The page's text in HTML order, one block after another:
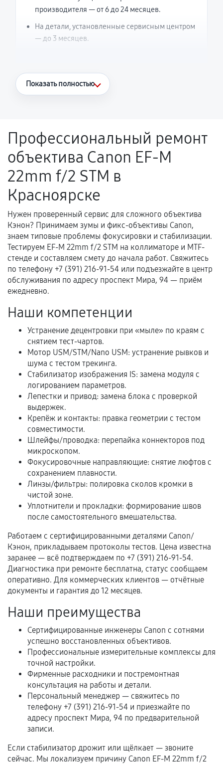
производителя — от 6 до 24 месяцев.
На детали, установленные сервисным центром
— до 3 месяцев.
Что считается гарантийным случаем
Поломка установленной детали при
нормальной эксплуатации в течение
гарантийного срока.
Несоответствие комплектующей заявленным
техническим характеристикам.
Документы для подтверждения
гарантии
Гарантийный талон.
Акт выполненных работ с датой, перечнем
услуг и сроком гарантии.
Документы на установленные комплектующие
Расширенная гарантия
В некоторых случаях возможно оформление
расширенной гарантии. Стоимость, сроки и
условия продления согласовываются отдельно и
фиксируются в документах.
Когда гарантия не действует
Нарушение правил эксплуатации,
механические повреждения, попадание влаги,
перегрев, коррозия.
третьих лиц.
Естественный износ деталей, если иное не
предусмотрено отдельно.
Обращение после окончания гарантийного
срока.
Программные сбои, если это не указано в
Если комплектующие куплены
самостоятельно
Гарантия на выполненные работы может
сохраняться полностью или частично, если
соблюдены следующие условия:
техническим параметрам и не имеют внешних
дефектов.
Показать полностью
Профессиональный ремонт
объектива Canon EF-M
22mm f/2 STM в
Красноярске
Нужен проверенный сервис для сложного объектива
Кэнон? Принимаем зумы и фикс-объективы Canon,
знаем типовые проблемы фокусировки и стабилизации.
Тестируем EF-M 22mm f/2 STM на коллиматоре и MTF-
стенде и составляем смету до начала работ. Свяжитесь
по телефону +7 (391) 216-91-54 или подъезжайте в центр
обслуживания по адресу проспект Мира, 94 — приём
ежедневно.
Наши компетенции
Устранение децентровки при «мыле» по краям с
снятием тест-чартов.
Мотор USM/STM/Nano USM: устранение рывков и
шума с тестом трекинга.
Стабилизатор изображения IS: замена модуля с
логированием параметров.
Лепестки и привод: замена блока с проверкой
выдержек.
Крепёж и контакты: правка геометрии с тестом
совместимости.
Шлейфы/проводка: перепайка коннекторов под
микроскопом.
Фокусировочные направляющие: снятие люфтов с
сохранением плавности.
Линзы/фильтры: полировка сколов кромки в
чистой зоне.
Уплотнители и прокладки: формирование швов
после самостоятельного вмешательства.
Работаем с сертифицированными деталями Canon/
Кэнон, прикладываем протоколы тестов. Цена известна
заранее — всё подтверждаем по +7 (391) 216-91-54.
Диагностика при ремонте бесплатна, статус сообщаем
оперативно. Для коммерческих клиентов — отчётные
документы и гарантия до 12 месяцев.
Наши преимущества
Сертифицированные инженеры Canon с сотнями
успешно восстановленных объективов.
Профессиональные измерительные комплексы для
точной настройки.
Фирменные расходники и постремонтная
консультация на работы и детали.
Персональный менеджер — свяжитесь по
телефону +7 (391) 216-91-54 и приезжайте по
адресу проспект Мира, 94 по предварительной
записи.
Если стабилизатор дрожит или щёлкает — звоните
сейчас. Мы локализуем причину Canon EF-M 22mm f/2